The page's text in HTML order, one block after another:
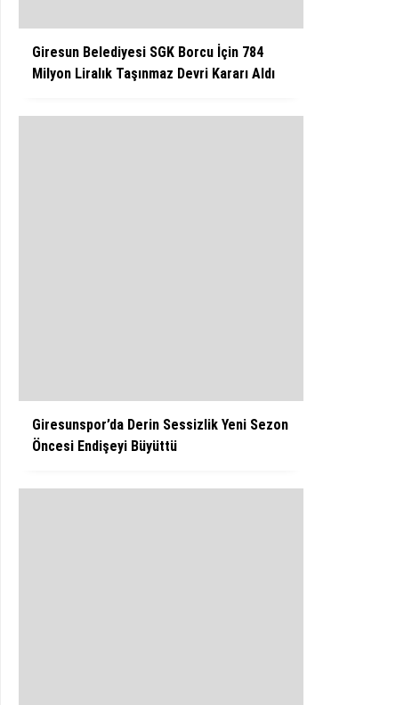
Giresun Belediyesi SGK Borcu İçin 784
Milyon Liralık Taşınmaz Devri Kararı Aldı
Giresunspor’da Derin Sessizlik Yeni Sezon
Öncesi Endişeyi Büyüttü